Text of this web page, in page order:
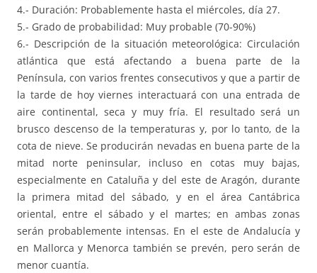
4.- Duración: Probablemente hasta el miércoles, día 27.
5.- Grado de probabilidad: Muy probable (70-90%)
6.- Descripción de la situación meteorológica: Circulación
atlántica que está afectando a buena parte de la
Península, con varios frentes consecutivos y que a partir de
la tarde de hoy viernes interactuará con una entrada de
aire continental, seca y muy fría. El resultado será un
brusco descenso de la temperaturas y, por lo tanto, de la
cota de nieve. Se producirán nevadas en buena parte de la
mitad norte peninsular, incluso en cotas muy bajas,
especialmente en Cataluña y del este de Aragón, durante
la primera mitad del sábado, y en el área Cantábrica
oriental, entre el sábado y el martes; en ambas zonas
serán probablemente intensas. En el este de Andalucía y
en Mallorca y Menorca también se prevén, pero serán de
menor cuantía.